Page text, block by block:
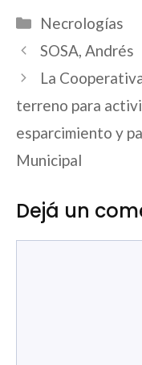
Categorías
Necrologías
SOSA, Andrés
La
terreno para
esparcimiento y
Municipal
Dejá un